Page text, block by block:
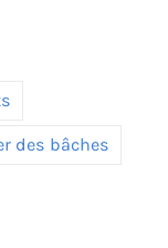
des bâches